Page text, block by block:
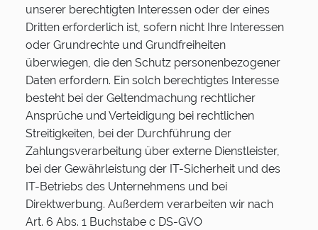
unserer berechtigten Interessen oder der eines
Dritten erforderlich ist, sofern nicht Ihre Interessen
oder Grundrechte und Grundfreiheiten
überwiegen, die den Schutz personenbezogener
Daten erfordern. Ein solch berechtigtes Interesse
besteht bei der Geltendmachung rechtlicher
Ansprüche und Verteidigung bei rechtlichen
Streitigkeiten, bei der Durchführung der
Zahlungsverarbeitung über externe Dienstleister,
bei der Gewährleistung der IT-Sicherheit und des
IT-Betriebs des Unternehmens und bei
Direktwerbung. Außerdem verarbeiten wir nach
Art. 6 Abs. 1 Buchstabe c DS-GVO